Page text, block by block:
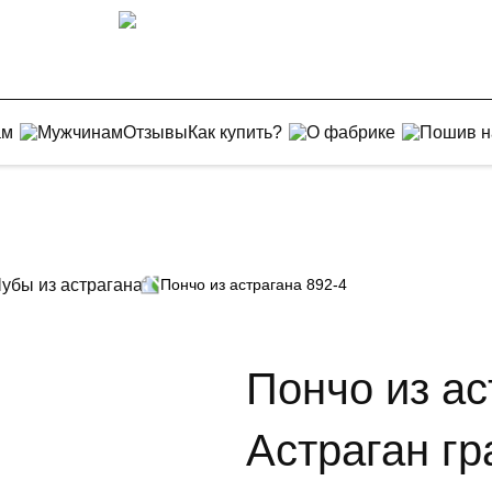
МужчинамОтзывыКак купить? О фабрике Пошив
из астрагана Пончо из астрагана 892-4
Пончо из
Астраган